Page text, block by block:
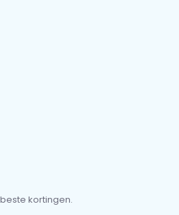
kortingen.